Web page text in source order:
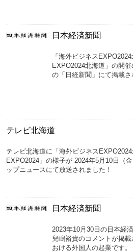
日本経済新聞
「海外ビジネス
EXPO2024北海道」の開
の「日経新聞」にて掲載さ
テレビ北海道
テレビ北海道に「海外ビジネス
EXPO2024」の様子が 2024年5月10日（
ップニュースにて放送されました！
日本経済新聞
2023年10月30日の日本経
兒嶋裕貴のコメントが掲
おける外国人の起業です。